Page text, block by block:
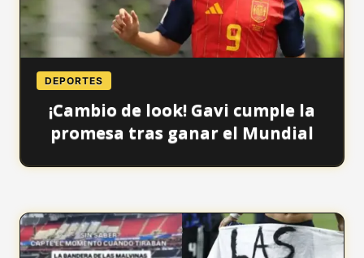
DEPORTES
¡Cambio de look! Gavi cumple la
promesa tras ganar el Mundial